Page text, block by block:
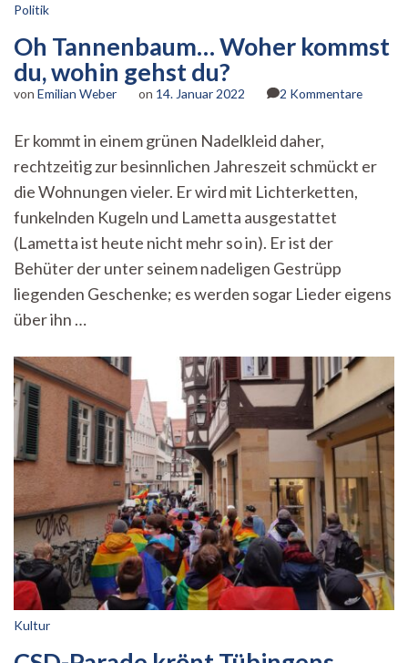
Politik
Oh Tannenbaum… Woher kommst
du, wohin gehst du?
von Emilian Weber on 14. Januar 2022 2 Kommentarezu
kommst
Er kommt in einem grünen Nadelkleid daher,
rechtzeitig zur besinnlichen Jahreszeit schmückt er
die Wohnungen vieler. Er wird mit Lichterketten,
funkelnden Kugeln und Lametta ausgestattet
(Lametta ist heute nicht mehr so in). Er ist der
Behüter der unter seinem nadeligen Gestrüpp
liegenden Geschenke; es werden sogar Lieder eigens
über ihn …
Kultur